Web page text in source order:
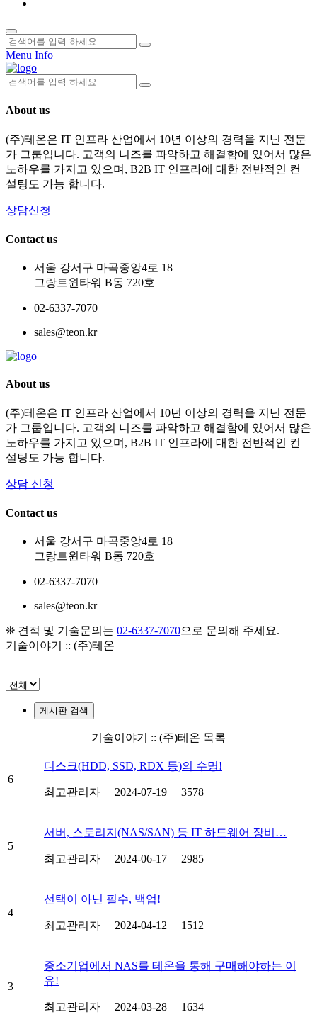
Menu Info
About us
(주)테온은 IT 인프라 산업에서 10년 이상의 경력을 지닌 전문
가 그룹입니다. 고객의 니즈를 파악하고 해결함에 있어서 많은
노하우를 가지고 있으며, B2B IT 인프라에 대한 전반적인 컨
설팅도 가능 합니다.
상담신청
Contact us
서울 강서구 마곡중앙4로 18
그랑트윈타워 B동 720호
02-6337-7070
sales@teon.kr
About us
(주)테온은 IT 인프라 산업에서 10년 이상의 경력을 지닌 전문
가 그룹입니다. 고객의 니즈를 파악하고 해결함에 있어서 많은
노하우를 가지고 있으며, B2B IT 인프라에 대한 전반적인 컨
설팅도 가능 합니다.
상담 신청
Contact us
서울 강서구 마곡중앙4로 18
그랑트윈타워 B동 720호
02-6337-7070
sales@teon.kr
❊ 견적 및 기술문의는 02-6337-7070으로 문의해 주세요.
기술이야기 :: (주)테온
게시판 검색
기술이야기 :: (주)테온 목록
6
디스크(HDD, SSD, RDX 등)의 수명!
최고관리자 2024-07-19 3578
5
서버, 스토리지(NAS/SAN) 등 IT 하드웨어 장비…
최고관리자 2024-06-17 2985
4
선택이 아닌 필수, 백업!
최고관리자 2024-04-12 1512
3
중소기업에서 NAS를 테온을 통해 구매해야하는 이
유!
최고관리자 2024-03-28 1634